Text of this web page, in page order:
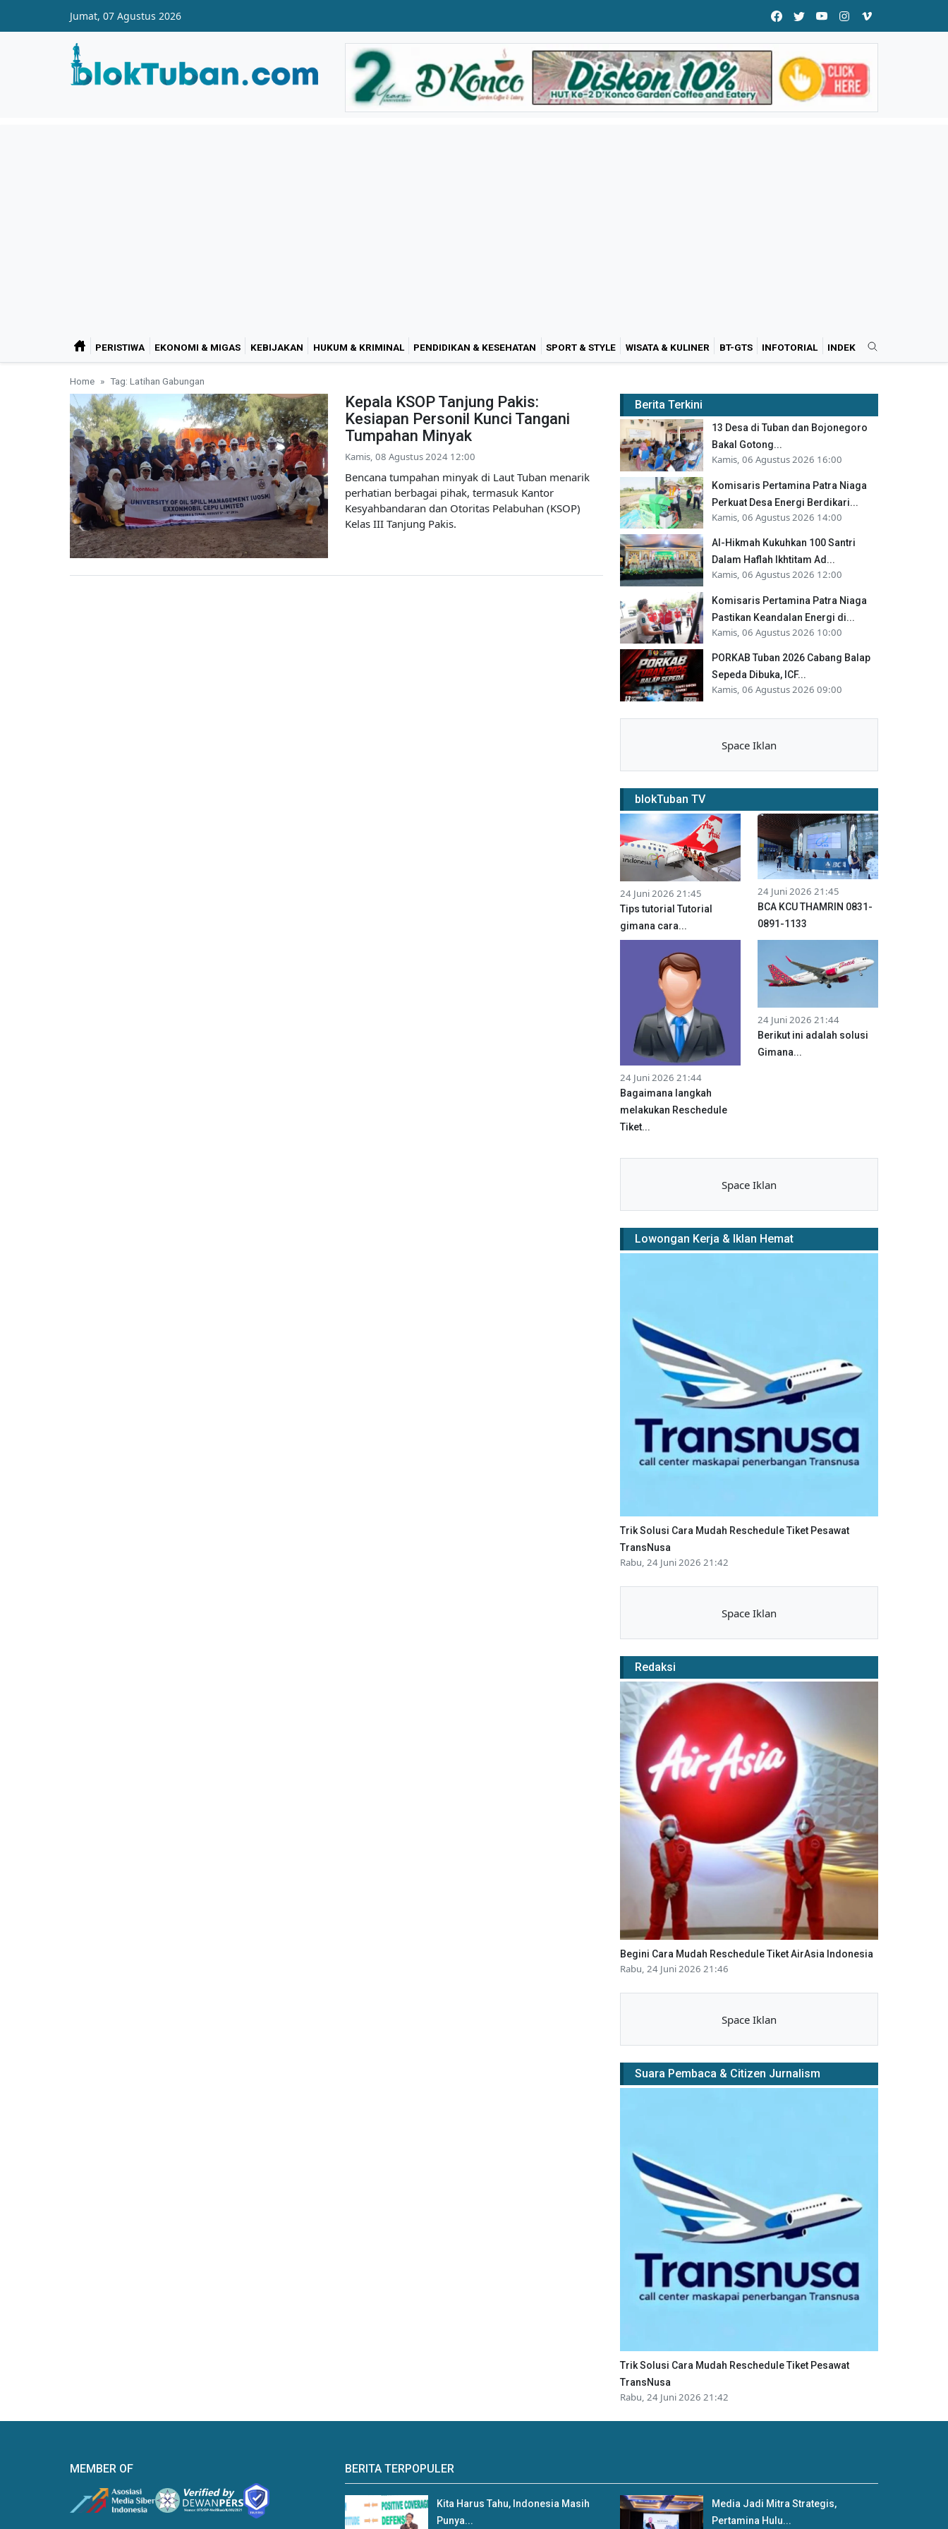
Jumat, 07 Agustus 2026
PERISTIWA EKONOMI & MIGAS KEBIJAKAN HUKUM & KRIMINAL PENDIDIKAN & KESEHATAN SPORT & STYLE WISATA & KULINER BT-GTS INFOTORIAL INDEK
Home Tag: Latihan Gabungan
Kepala KSOP Tanjung Pakis:
Kesiapan Personil Kunci Tangani
Tumpahan Minyak
Kamis, 08 Agustus 2024 12:00
Bencana tumpahan minyak di Laut Tuban menarik
perhatian berbagai pihak, termasuk Kantor
Kesyahbandaran dan Otoritas Pelabuhan (KSOP)
Kelas III Tanjung Pakis.
Berita Terkini
13 Desa di Tuban dan Bojonegoro
Bakal Gotong...
Kamis, 06 Agustus 2026 16:00
Komisaris Pertamina Patra Niaga
Perkuat Desa Energi Berdikari...
Kamis, 06 Agustus 2026 14:00
Al-Hikmah Kukuhkan 100 Santri
Dalam Haflah Ikhtitam Ad...
Kamis, 06 Agustus 2026 12:00
Komisaris Pertamina Patra Niaga
Pastikan Keandalan Energi di...
Kamis, 06 Agustus 2026 10:00
PORKAB Tuban 2026 Cabang Balap
Sepeda Dibuka, ICF...
Kamis, 06 Agustus 2026 09:00
Space Iklan
blokTuban TV
24 Juni 2026 21:45
Tips tutorial Tutorial
gimana cara...
24 Juni 2026 21:45
BCA KCU THAMRIN 0831-
0891-1133
24 Juni 2026 21:44
Bagaimana langkah
melakukan Reschedule
Tiket...
24 Juni 2026 21:44
Berikut ini adalah solusi
Gimana...
Space Iklan
Lowongan Kerja & Iklan Hemat
Trik Solusi Cara Mudah Reschedule Tiket Pesawat
TransNusa
Rabu, 24 Juni 2026 21:42
Space Iklan
Redaksi
Begini Cara Mudah Reschedule Tiket AirAsia Indonesia
Rabu, 24 Juni 2026 21:46
Space Iklan
Suara Pembaca & Citizen Jurnalism
Trik Solusi Cara Mudah Reschedule Tiket Pesawat
TransNusa
Rabu, 24 Juni 2026 21:42
MEMBER OF BERITA TERPOPULER
Kita Harus Tahu, Indonesia Masih
Punya...
Media Jadi Mitra Strategis,
Pertamina Hulu...